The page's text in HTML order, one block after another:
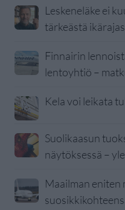
Leskeneläke ei
tärkeästä
Finnairin
lentoyhtiö –
Kela voi leikata
Suolikaasun
näytöksessä –
Maailman